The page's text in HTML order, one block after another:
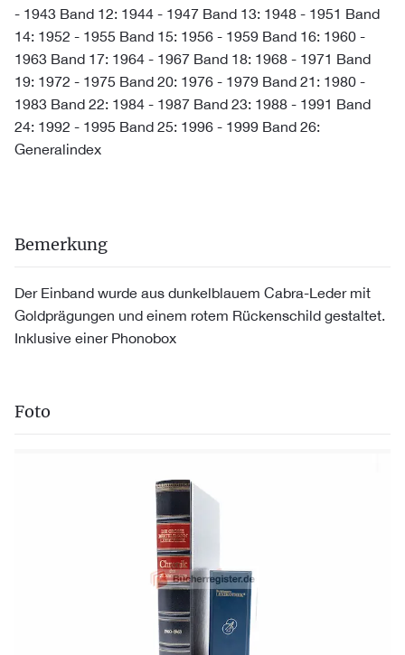
- 1943 Band 12: 1944 - 1947 Band 13: 1948 - 1951 Band
14: 1952 - 1955 Band 15: 1956 - 1959 Band 16: 1960 -
1963 Band 17: 1964 - 1967 Band 18: 1968 - 1971 Band
19: 1972 - 1975 Band 20: 1976 - 1979 Band 21: 1980 -
1983 Band 22: 1984 - 1987 Band 23: 1988 - 1991 Band
24: 1992 - 1995 Band 25: 1996 - 1999 Band 26:
Generalindex
Bemerkung
Der Einband wurde aus dunkelblauem Cabra-Leder mit
Goldprägungen und einem rotem Rückenschild gestaltet.
Inklusive einer Phonobox
Foto